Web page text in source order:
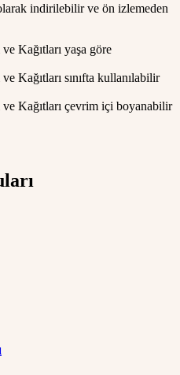
indirilebilir ve ön izlemeden
Kağıtları yaşa göre
Kağıtları sınıfta kullanılabilir
Kağıtları çevrim içi boyanabilir